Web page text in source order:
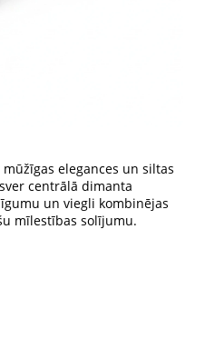
elegances un siltas
centrālā dimanta
un viegli kombinējas
mīlestības solījumu.